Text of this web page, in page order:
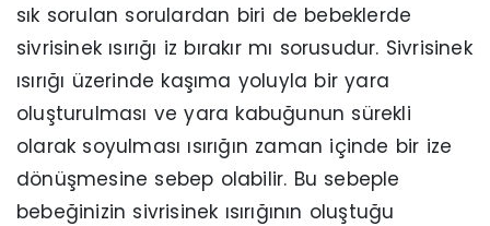
sık sorulan sorulardan biri de bebeklerde
sivrisinek ısırığı iz bırakır mı sorusudur. Sivrisinek
ısırığı üzerinde kaşıma yoluyla bir yara
oluşturulması ve yara kabuğunun sürekli
olarak soyulması ısırığın zaman içinde bir ize
dönüşmesine sebep olabilir. Bu sebeple
bebeğinizin sivrisinek ısırığının oluştuğu